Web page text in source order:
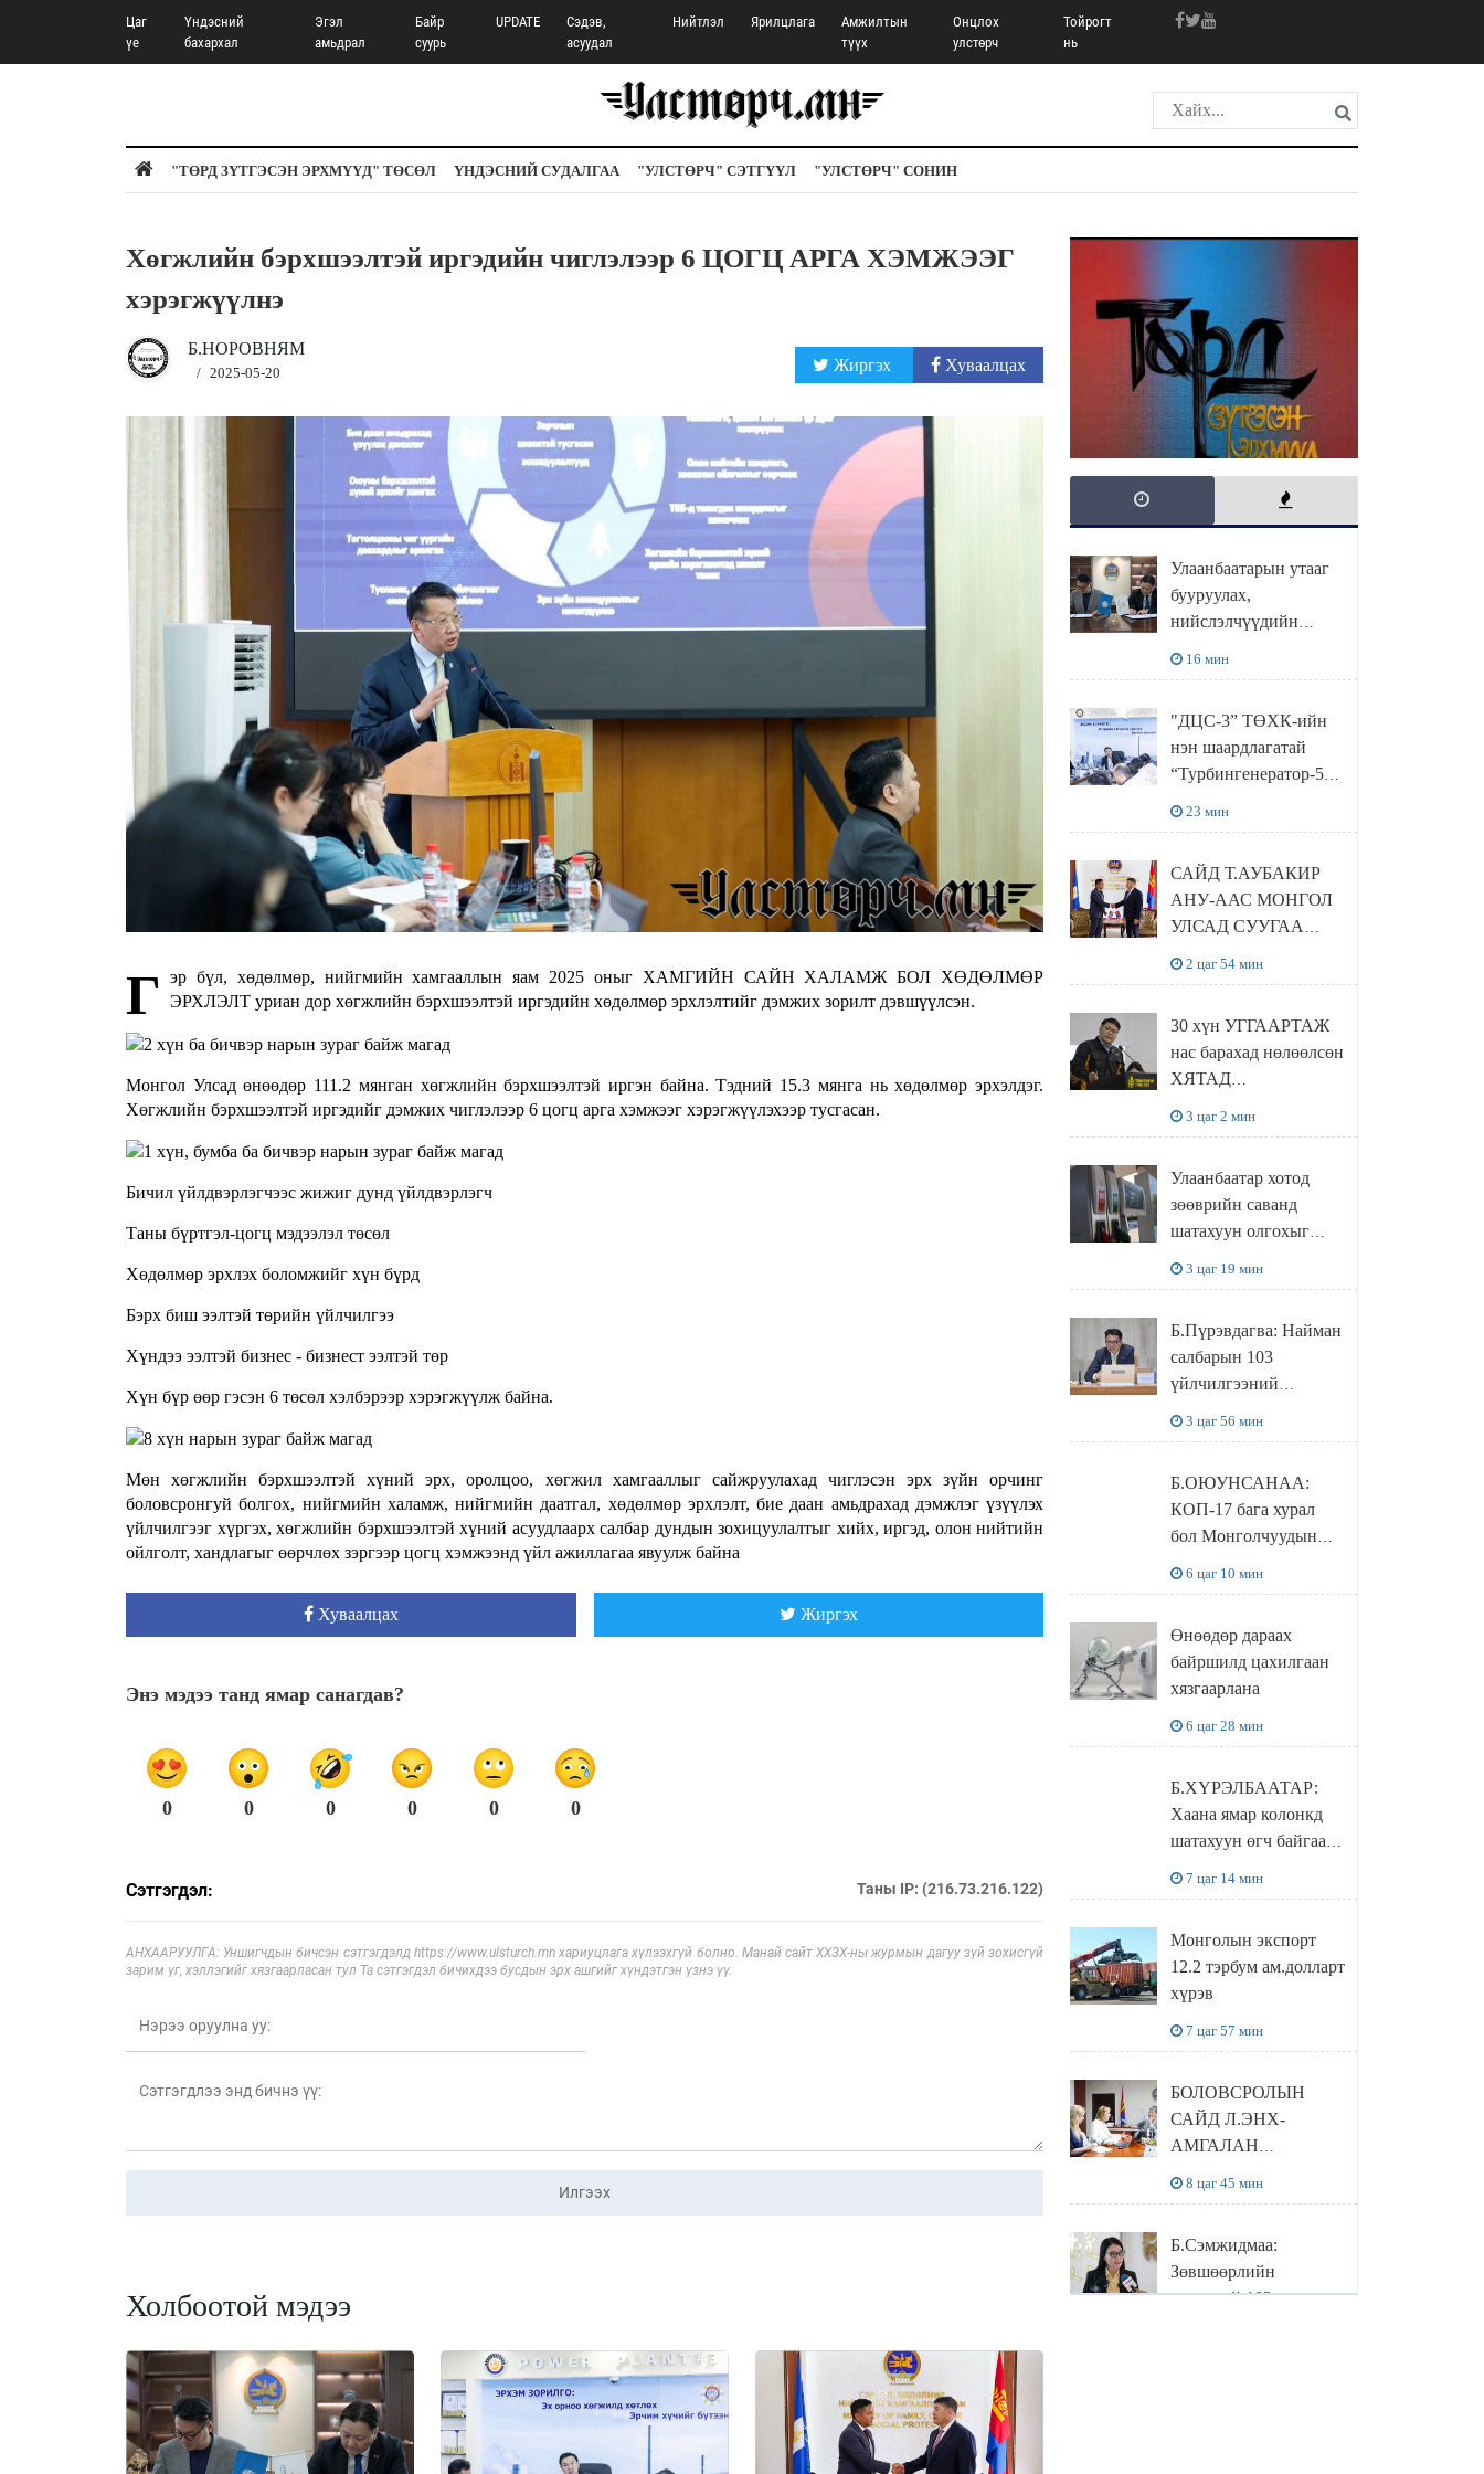
Цаг
үе
Үндэсний
бахархал
Эгэл
амьдрал
Байр
суурь
UPDATE
Сэдэв,
асуудал
Нийтлэл Ярилцлага
Амжилтын
түүх
Онцлох
улстөрч
Тойрогт
нь
"ТӨРД ЗҮТГЭСЭН ЭРХМҮҮД" ТӨСӨЛ ҮНДЭСНИЙ СУДАЛГАА "УЛСТӨРЧ" СЭТГҮҮЛ "УЛСТӨРЧ" СОНИН
Хөгжлийн бэрхшээлтэй иргэдийн чиглэлээр 6 ЦОГЦ АРГА ХЭМЖЭЭГ
хэрэгжүүлнэ
Б.НОРОВНЯМ
/ 2025-05-20 Жиргэх Хуваалцах
Г
эр бүл, хөдөлмөр, нийгмийн хамгааллын яам 2025 оныг ХАМГИЙН САЙН ХАЛАМЖ БОЛ ХӨДӨЛМӨР
ЭРХЛЭЛТ уриан дор хөгжлийн бэрхшээлтэй иргэдийн хөдөлмөр эрхлэлтийг дэмжих зорилт дэвшүүлсэн.
Монгол Улсад өнөөдөр 111.2 мянган хөгжлийн бэрхшээлтэй иргэн байна. Тэдний 15.3 мянга нь хөдөлмөр эрхэлдэг.
Хөгжлийн бэрхшээлтэй иргэдийг дэмжих чиглэлээр 6 цогц арга хэмжээг хэрэгжүүлэхээр тусгасан.
Бичил үйлдвэрлэгчээс жижиг дунд үйлдвэрлэгч
Таны бүртгэл-цогц мэдээлэл төсөл
Хөдөлмөр эрхлэх боломжийг хүн бүрд
Бэрх биш ээлтэй төрийн үйлчилгээ
Хүндээ ээлтэй бизнес - бизнест ээлтэй төр
Хүн бүр өөр гэсэн 6 төсөл хэлбэрээр хэрэгжүүлж байна.
Мөн хөгжлийн бэрхшээлтэй хүний эрх, оролцоо, хөгжил хамгааллыг сайжруулахад чиглэсэн эрх зүйн орчинг
боловсронгуй болгох, нийгмийн халамж, нийгмийн даатгал, хөдөлмөр эрхлэлт, бие даан амьдрахад дэмжлэг үзүүлэх
үйлчилгээг хүргэх, хөгжлийн бэрхшээлтэй хүний асуудлаарх салбар дундын зохицуулалтыг хийх, иргэд, олон нийтийн
ойлголт, хандлагыг өөрчлөх зэргээр цогц хэмжээнд үйл ажиллагаа явуулж байна
Хуваалцах Жиргэх
Энэ мэдээ танд ямар санагдав?
0 0 0 0 0 0
Сэтгэгдэл: Таны IP: (216.73.216.122)
АНХААРУУЛГА: Уншигчдын бичсэн сэтгэгдэлд https://www.ulsturch.mn хариуцлага хүлээхгүй болно. Манай сайт ХХЗХ-ны журмын дагуу зүй зохисгүй
зарим үг, хэллэгийг хязгаарласан тул Та сэтгэгдэл бичихдээ бусдын эрх ашгийг хүндэтгэн үзнэ үү.
Илгээх
Холбоотой мэдээ
Улаанбаатарын утааг
бууруулах,
нийслэлчүүдийн
баялгийн сан нэгдэл”
ХХК-тай хамтран
хэрэгжүүлнэ
16 мин
"ДЦС-3” ТӨХК-ийн
нэн шаардлагатай
“Турбингенератор-5”-
23 мин
САЙД Т.АУБАКИР
АНУ-ААС МОНГОЛ
УЛСАД СУУГАА
ХҮЛЭЭН АВЧ
УУЛЗЛАА
2 цаг 54 мин
30 хүн УГГААРТАЖ
нас барахад нөлөөлсөн
ХЯТАД
худалдаж авахаар
болжээ
3 цаг 2 мин
Улаанбаатар хотод
зөөврийн саванд
шатахуун олгохыг
3 цаг 19 мин
Б.Пүрэвдагва: Найман
салбарын 103
үйлчилгээний
нөхцөл бүрдэнэ
3 цаг 56 мин
Б.ОЮУНСАНАА:
КОП-17 бага хурал
бол Монголчуудын
ДЭЛХИЙД
СУРТАЛЧИЛАХ гол
бодлого
6 цаг 10 мин
Өнөөдөр дараах
байршилд цахилгаан
хязгаарлана
6 цаг 28 мин
Б.ХҮРЭЛБААТАР:
Хаана ямар колонкд
шатахуун өгч байгаа,
боломжтой
7 цаг 14 мин
Монголын экспорт
12.2 тэрбум ам.долларт
хүрэв
7 цаг 57 мин
БОЛОВСРОЛЫН
САЙД Л.ЭНХ-
АМГАЛАН
УУЛЗЛАА
8 цаг 45 мин
Б.Сэмжидмаа:
Зөвшөөрлийн
шинжтэй 103